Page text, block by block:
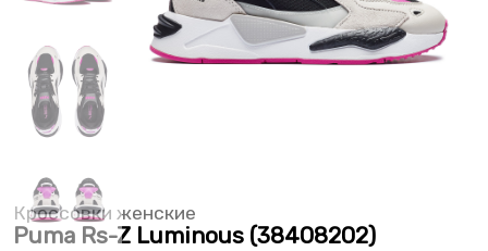
Кроссовки женские
Puma Rs-Z Luminous (38408202)